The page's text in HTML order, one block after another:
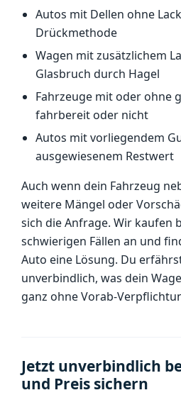
Autos mit Dellen ohne
Drückmethode
Wagen mit zusätzlichem
Glasbruch durch Hagel
Fahrzeuge mit oder ohne
fahrbereit oder nicht
Autos mit vorliegendem
ausgewiesenem Restwert
Auch wenn dein Fahrzeug
weitere Mängel oder
sich die Anfrage. Wir kaufen
schwierigen Fällen an und
Auto eine Lösung. Du
unverbindlich, was dein
ganz ohne Vorab-
Jetzt unverbindlich
und Preis sichern